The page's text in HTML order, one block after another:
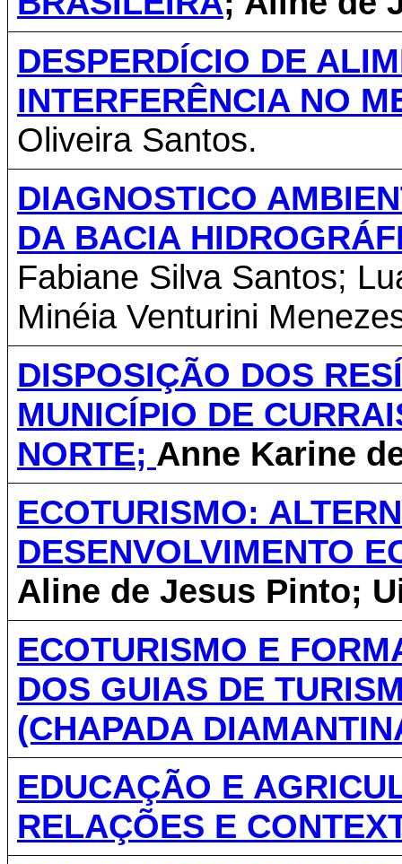
DESPERDÍCIO DE
INTERFERÊNCIA NO
Oliveira Santos.
DIAGNOSTICO
DA BACIA
Fabiane Silva Santos;
Minéia Venturini
DISPOSIÇÃO DOS
MUNICÍPIO DE
NORTE; Anne Karine
ECOTURISMO:
DESENVOLVIMENTO
Aline de Jesus Pinto;
ECOTURISMO E
DOS GUIAS DE
(CHAPADA
EDUCAÇÃO E
RELAÇÕES E